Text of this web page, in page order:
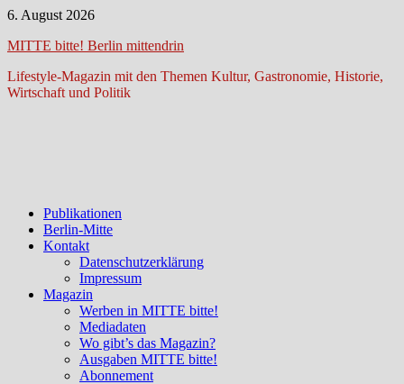
Zum
springen
6. August 2026
MITTE bitte! Berlin mittendrin
Lifestyle-Magazin mit den Themen Kultur, Gastronomie, Historie,
Wirtschaft und Politik
Publikationen
Berlin-Mitte
Kontakt
Datenschutzerklärung
Impressum
Magazin
Werben in MITTE bitte!
Mediadaten
Wo gibt’s das Magazin?
Ausgaben MITTE bitte!
Abonnement